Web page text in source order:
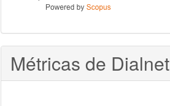
Métricas de Dialnet